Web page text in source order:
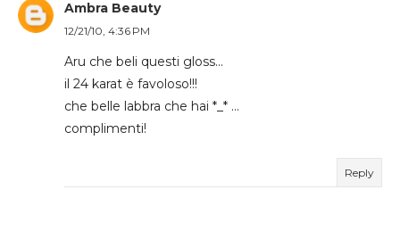
Ambra Beauty
12/21/10, 4:36 PM
Aru che beli questi gloss...
il 24 karat è favoloso!!!
che belle labbra che hai *_* ...
complimenti!
Reply